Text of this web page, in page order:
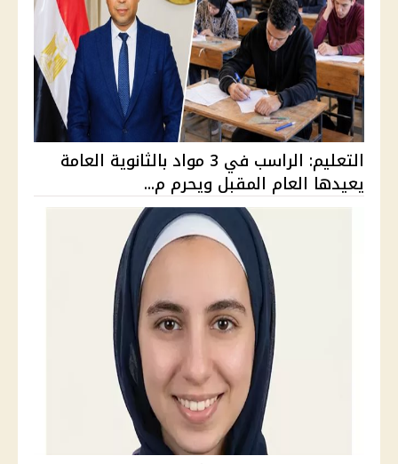
التعليم: الراسب في 3 مواد بالثانوية العامة
يعيدها العام المقبل ويحرم م...